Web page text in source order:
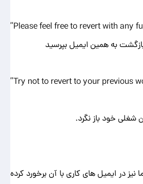
به همین ایمیل بپرسید
شغلی خود باز نگرد.
در ایمیل های کاری با آن برخورد کرده